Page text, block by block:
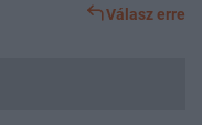
Válasz erre